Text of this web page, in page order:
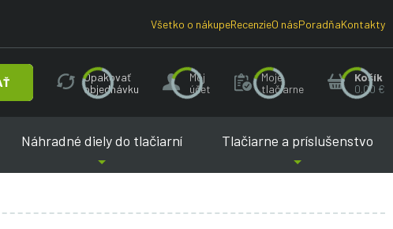
Všetko o nákupeRecenzieO násPoradňaKontakty
Opakovať
objednávku
Môj
účet
Moje
tlačiarne
Košík
0.00 €
Náhradné diely do tlačiarní Tlačiarne a príslušenstvo